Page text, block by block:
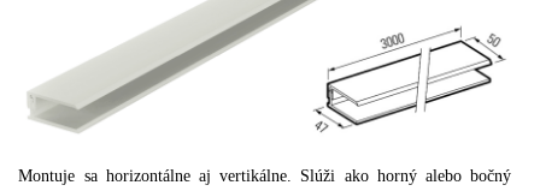
Montuje sa horizontálne aj vertikálne. Slúži ako horný alebo bočný